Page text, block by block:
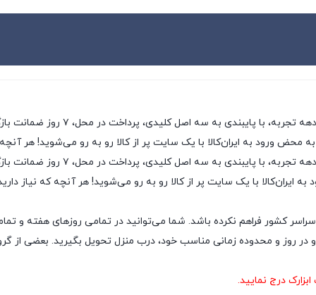
در محل، ۷ روز ضمانت بازگشت کالا و تضمین اصل‌بودن کالا، موفق شده تا همگام با
محض ورود به ایران‌کالا با یک سایت پر از کالا رو به رو می‌شوید! هر
ایران‌کالا به عنوان یکی از
ایران‌کالا با یک سایت پر از کالا رو به رو می‌شوید! هر آنچه که نیاز
کشور فراهم نکرده باشد. شما می‌توانید در تمامی روزهای هفته و
روز و محدوده زمانی مناسب خود، درب منزل تحویل بگیرید. بعضی از